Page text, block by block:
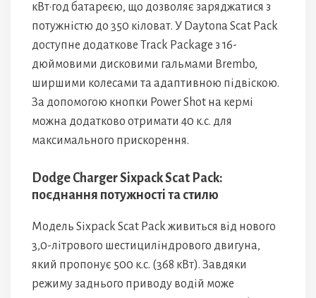
кВт·год батареєю, що дозволяє заряджатися з
потужністю до 350 кіловат. У Daytona Scat Pack
доступне додаткове Track Package з 16-
дюймовими дисковими гальмами Brembo,
ширшими колесами та адаптивною підвіскою.
За допомогою кнопки Power Shot на кермі
можна додатково отримати 40 к.с. для
максимального прискорення.
Dodge Charger Sixpack Scat Pack:
поєднання потужності та стилю
Модель Sixpack Scat Pack живиться від нового
3,0-літрового шестициліндрового двигуна,
який пропонує 500 к.с. (368 кВт). Завдяки
режиму заднього приводу водій може